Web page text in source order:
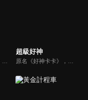
最有Fu的主持組合：「A咖天王」徐乃麟+「好神天心」朱芯儀+「真理大學校花」洪棠+「台大獸醫碩士」LYDIA。遊戲的層層關卡，來賓必須要和主持人比反應，比記憶，比機智，比膽識，幸運女神的眷顧與遠離永遠都是個未知數！
超級好神
原名《好神卡卡》，後改名為《超級好神》，是一檔益智類綜藝節目，由「A咖天王」徐乃麟搭配黃鐙輝主持。「好神智慧王」、「好神記憶王」、「誰是爆點王」、「好神送好禮」四個單元，讓來賓一較高下。比反應，比記憶，比機智，比膽識，幸運女神的眷顧與遠離永遠都是個未知數！